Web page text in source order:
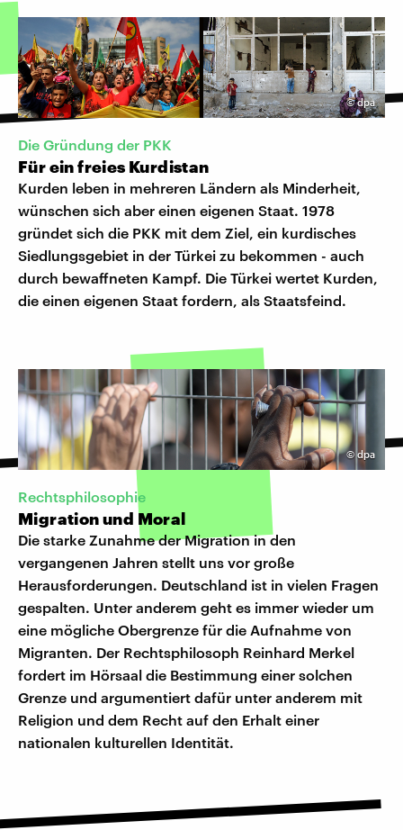
©dpa
Die Gründung der PKK
Für ein freies Kurdistan
Kurden leben in mehreren Ländern als Minderheit,
wünschen sich aber einen eigenen Staat. 1978
gründet sich die PKK mit dem Ziel, ein kurdisches
Siedlungsgebiet in der Türkei zu bekommen - auch
durch bewaffneten Kampf. Die Türkei wertet Kurden,
die einen eigenen Staat fordern, als Staatsfeind.
© dpa
Rechtsphilosophie
Migration und Moral
Die starke Zunahme der Migration in den
vergangenen Jahren stellt uns vor große
Herausforderungen. Deutschland ist in vielen Fragen
gespalten. Unter anderem geht es immer wieder um
eine mögliche Obergrenze für die Aufnahme von
Migranten. Der Rechtsphilosoph Reinhard Merkel
fordert im Hörsaal die Bestimmung einer solchen
Grenze und argumentiert dafür unter anderem mit
Religion und dem Recht auf den Erhalt einer
nationalen kulturellen Identität.